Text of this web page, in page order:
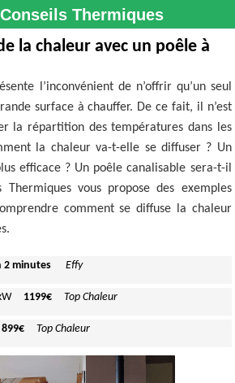
Conseils Thermiques
la chaleur avec un poêle à
l’inconvénient de n’offrir qu’un seul
surface à chauffer. De ce fait, il n’est
la répartition des températures dans les
la chaleur va-t-elle se diffuser ? Un
efficace ? Un poêle canalisable sera-t-il
Thermiques vous propose des exemples
comment se diffuse la chaleur
2 minutes Effy
1199€ Top Chaleur
899€ Top Chaleur